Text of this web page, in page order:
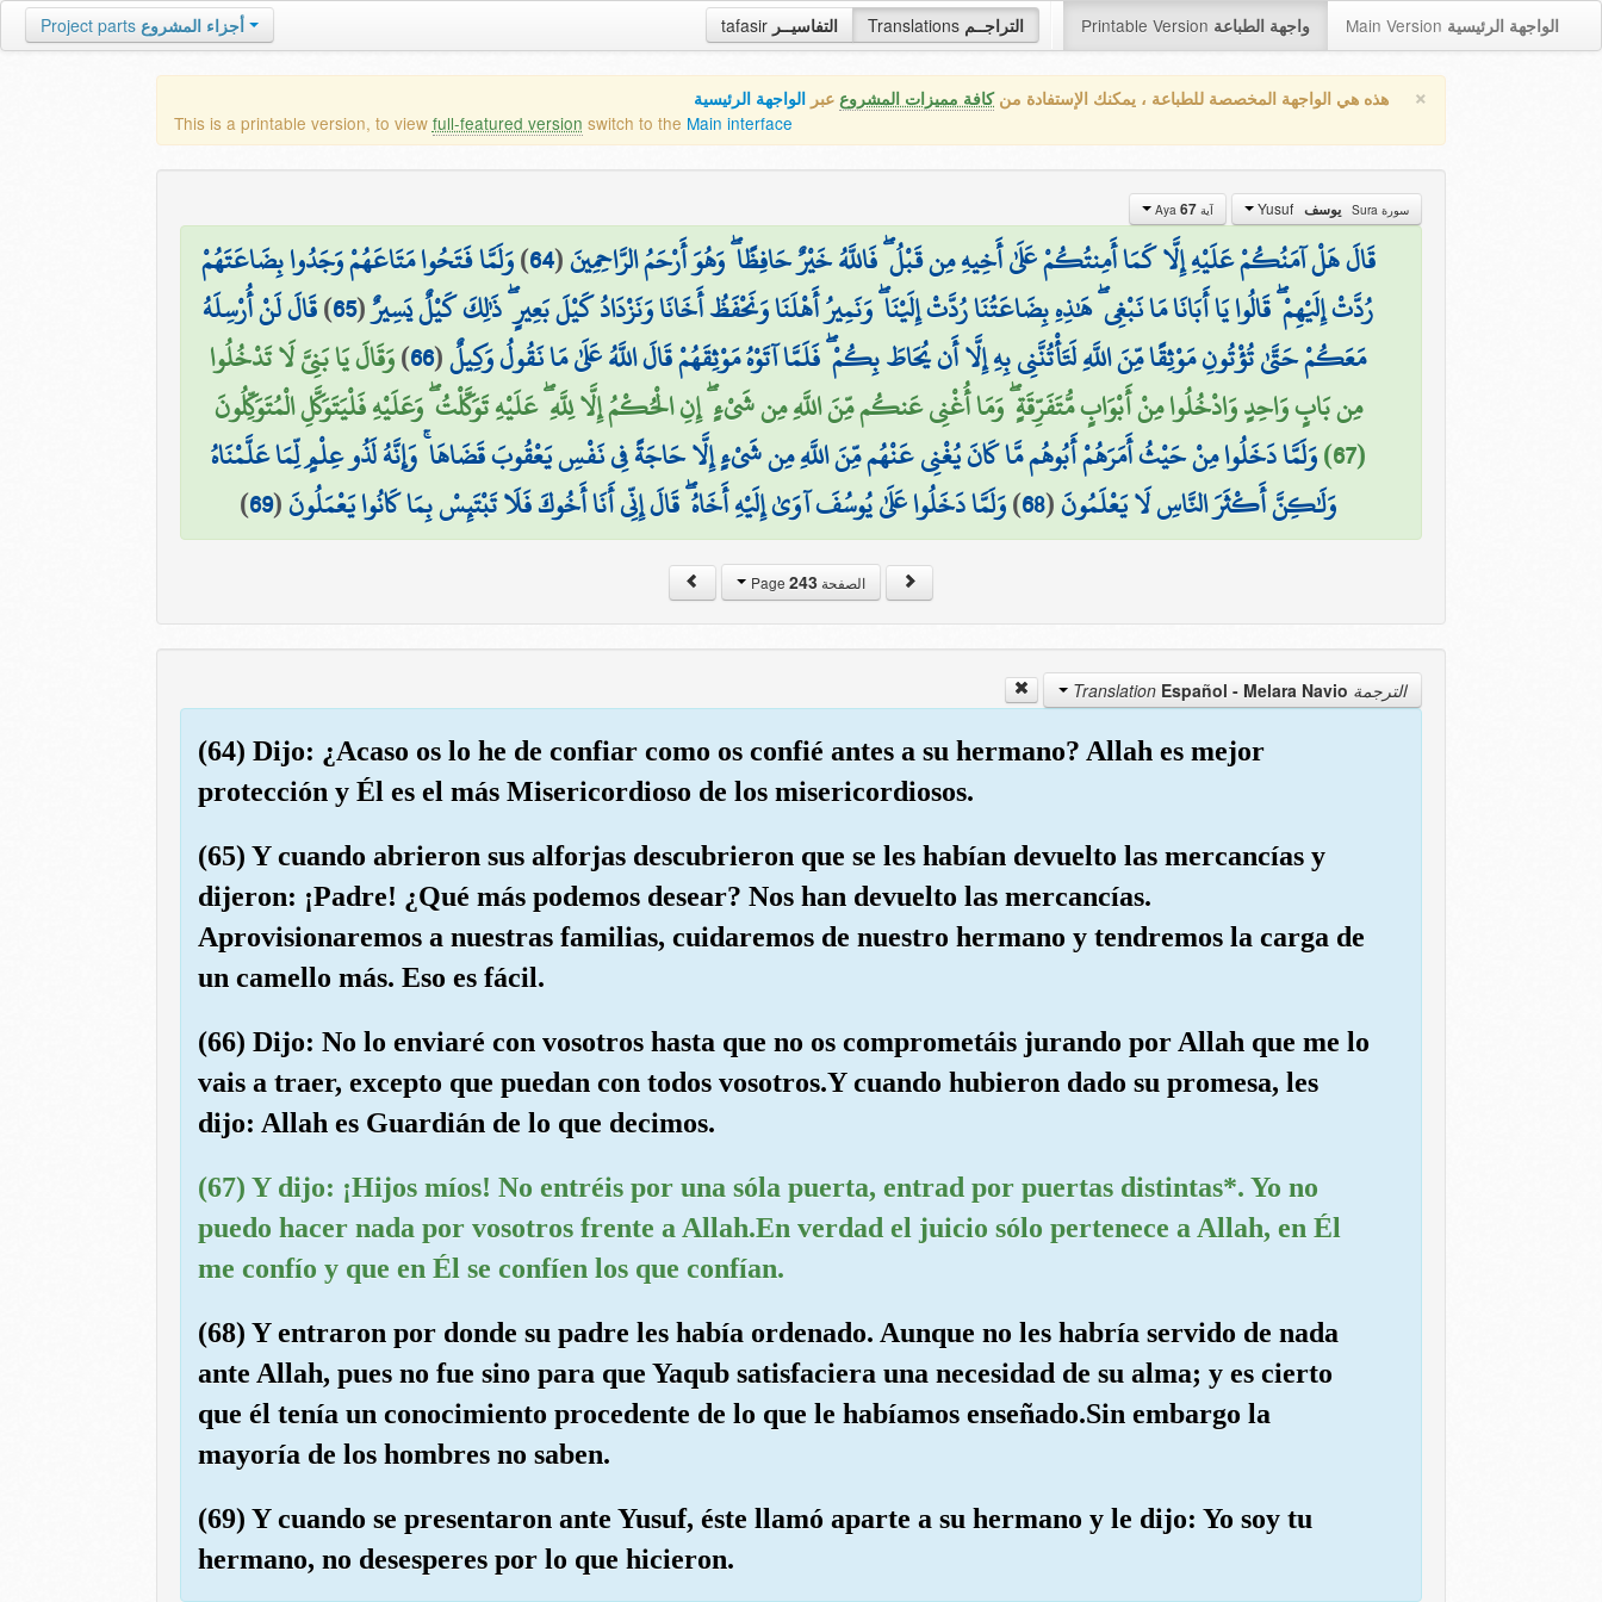
tafasir التفاسيــر Translations التراجــم Printable Version واجهة الطباعة Main Version الواجهة الرئيسية Project parts أجزاء المشروع
× هذه هي الواجهة المخصصة للطباعة ، يمكنك الإستفادة منكافة مميزات المشروع عبر الواجهة الرئيسية
This is a printable version, to view full-featured version switch to the Main interface
سورة Sura يوسف آية Aya 67
قَالَ هَلْ آمَنُكُمْ عَلَيْهِ إِلَّا كَمَا أَمِنتُكُمْ عَلَىٰ أَخِيهِ مِن قَبْلُ ۖ فَاللَّهُ خَيْرٌ حَافِظًا ۖ وَهُوَ أَرْحَمُ الرَّاحِمِينَ(
64
)وَلَمَّا فَتَحُوا مَتَاعَهُمْ وَجَدُوا بِضَاعَتَهُمْ
رُدَّتْ إِلَيْهِمْ ۖ قَالُوا يَا أَبَانَا مَا نَبْغِي ۖ هَٰذِهِ بِضَاعَتُنَا رُدَّتْ إِلَيْنَا ۖ وَنَمِيرُ أَهْلَنَا وَنَحْفَظُ أَخَانَا وَنَزْدَادُ كَيْلَ بَعِيرٍ ۖ ذَٰلِكَ كَيْلٌ يَسِيرٌ(
65
)قَالَ لَنْ أُرْسِلَهُ
مَعَكُمْ حَتَّىٰ تُؤْتُونِ مَوْثِقًا مِّنَ اللَّهِ لَتَأْتُنَّنِي بِهِ إِلَّا أَن يُحَاطَ بِكُمْ ۖ فَلَمَّا آتَوْهُ مَوْثِقَهُمْ قَالَ اللَّهُ عَلَىٰ مَا نَقُولُ وَكِيلٌ(
66
)وَقَالَ يَا بَنِيَّ لَا تَدْخُلُوا
مِن بَابٍ وَاحِدٍ وَادْخُلُوا مِنْ أَبْوَابٍ مُّتَفَرِّقَةٍ ۖ وَمَا أُغْنِي عَنكُم مِّنَ اللَّهِ مِن شَيْءٍ ۖ إِنِ الْحُكْمُ إِلَّا لِلَّهِ ۖ عَلَيْهِ تَوَكَّلْتُ ۖ وَعَلَيْهِ فَلْيَتَوَكَّلِ الْمُتَوَكِّلُونَ
(67)
وَلَمَّا دَخَلُوا مِنْ حَيْثُ أَمَرَهُمْ أَبُوهُم مَّا كَانَ يُغْنِي عَنْهُم مِّنَ اللَّهِ مِن شَيْءٍ إِلَّا حَاجَةً فِي نَفْسِ يَعْقُوبَ قَضَاهَا ۚ وَإِنَّهُ لَذُو عِلْمٍ لِّمَا عَلَّمْنَاهُ
وَلَٰكِنَّ أَكْثَرَ النَّاسِ لَا يَعْلَمُونَ(
68
)وَلَمَّا دَخَلُوا عَلَىٰ يُوسُفَ آوَىٰ إِلَيْهِ أَخَاهُ ۖ قَالَ إِنِّي أَنَا أَخُوكَ فَلَا تَبْتَئِسْ بِمَا كَانُوا يَعْمَلُونَ(
69
)
الصفحة Page243
الترجمة Translation Español - Melara Navio
(64) Dijo: ¿Acaso os lo he de confiar como os confié antes a su hermano? Allah es mejor
protección y Él es el más Misericordioso de los misericordiosos.
(65) Y cuando abrieron sus alforjas descubrieron que se les habían devuelto las mercancías y
dijeron: ¡Padre! ¿Qué más podemos desear? Nos han devuelto las mercancías.
Aprovisionaremos a nuestras familias, cuidaremos de nuestro hermano y tendremos la carga de
un camello más. Eso es fácil.
(66) Dijo: No lo enviaré con vosotros hasta que no os comprometáis jurando por Allah que me lo
vais a traer, excepto que puedan con todos vosotros.Y cuando hubieron dado su promesa, les
dijo: Allah es Guardián de lo que decimos.
(67) Y dijo: ¡Hijos míos! No entréis por una sóla puerta, entrad por puertas distintas*. Yo no
puedo hacer nada por vosotros frente a Allah.En verdad el juicio sólo pertenece a Allah, en Él
me confío y que en Él se confíen los que confían.
(68) Y entraron por donde su padre les había ordenado. Aunque no les habría servido de nada
ante Allah, pues no fue sino para que Yaqub satisfaciera una necesidad de su alma; y es cierto
que él tenía un conocimiento procedente de lo que le habíamos enseñado.Sin embargo la
mayoría de los hombres no saben.
(69) Y cuando se presentaron ante Yusuf, éste llamó aparte a su hermano y le dijo: Yo soy tu
hermano, no desesperes por lo que hicieron.